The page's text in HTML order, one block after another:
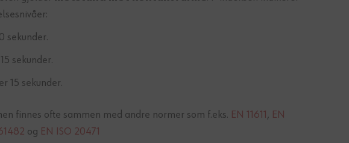
sekunder.
sekunder.
15 sekunder.
finnes ofte sammen med andre normer som f.eks. EN 11611 , EN
og EN ISO 20471